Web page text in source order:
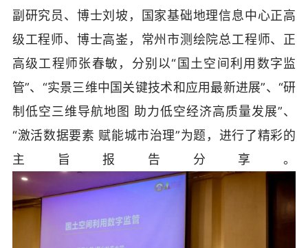
副研究员、博士刘坡，国家基础地理信息中心正高
级工程师、博士高崟，常州市测绘院总工程师、正
高级工程师张春敏，分别以“国土空间利用数字监
管”、“实景三维中国关键技术和应用最新进展”、“研
制低空三维导航地图 助力低空经济高质量发展”、
“激活数据要素 赋能城市治理”为题，进行了精彩的
主旨报告分享。